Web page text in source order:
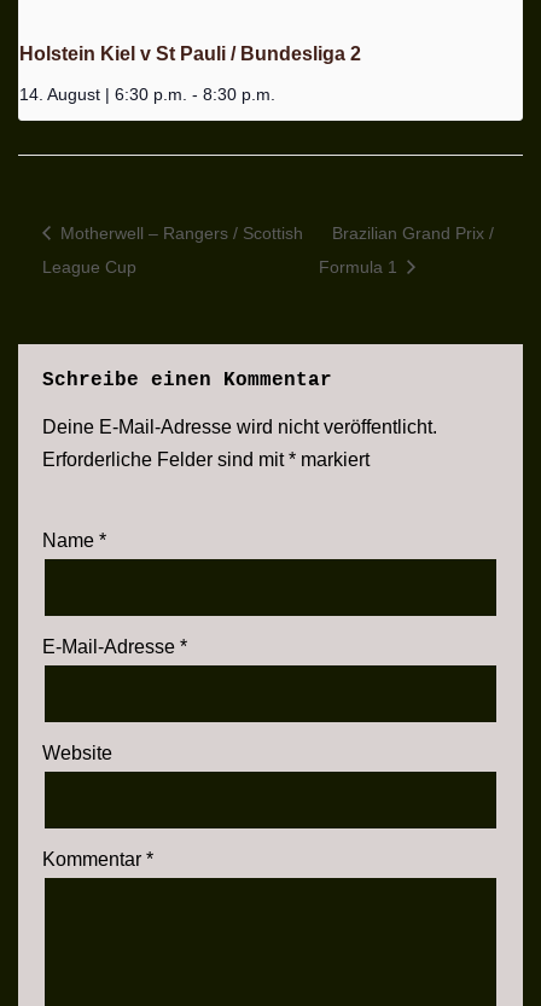
Holstein Kiel v St Pauli / Bundesliga 2
14. August | 6:30 p.m. - 8:30 p.m.
Motherwell – Rangers / Scottish
League Cup
Brazilian Grand Prix /
Formula 1
Schreibe einen Kommentar
Deine E-Mail-Adresse wird nicht veröffentlicht.
Erforderliche Felder sind mit* markiert
Name *
E-Mail-Adresse *
Website
Kommentar *